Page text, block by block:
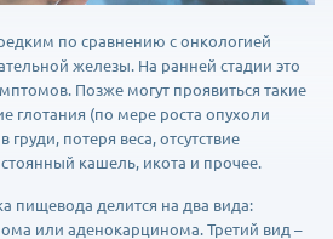
по сравнению с онкологией
железы. На ранней стадии это
Позже могут проявиться такие
глотания (по мере роста опухоли
потеря веса, отсутствие
кашель, икота и прочее.
пищевода делится на два вида:
или аденокарцинома. Третий вид –